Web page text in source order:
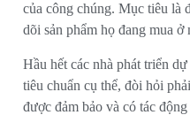
của công chúng. Mục tiêu là
dõi sản phẩm họ đang mua ở
Hầu hết các nhà phát triển
tiêu chuẩn cụ thể, đòi hỏi
được đảm bảo và có tác